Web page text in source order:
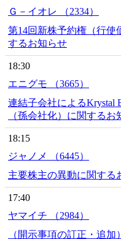
Ｇ－イオレ （2334）
第14回新株予約権（行使
するお知らせ
18:30
エニグモ （3665）
連結子会社によるKrystal
（孫会社化）に関するお
18:15
ジャノメ （6445）
主要株主の異動に関する
17:40
ヤマイチ （2984）
（開示事項の訂正・追